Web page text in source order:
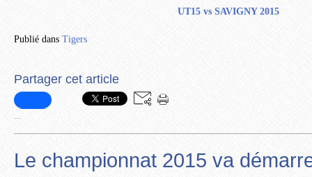
UT15 vs SAVIGNY 2015
Publié dans Tigers
Partager cet article
Le championnat 2015 va